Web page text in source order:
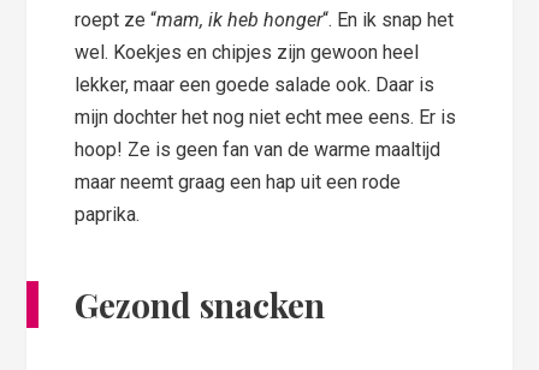
roept ze “mam, ik heb honger“. En ik snap het
wel. Koekjes en chipjes zijn gewoon heel
lekker, maar een goede salade ook. Daar is
mijn dochter het nog niet echt mee eens. Er is
hoop! Ze is geen fan van de warme maaltijd
maar neemt graag een hap uit een rode
paprika.
Gezond snacken